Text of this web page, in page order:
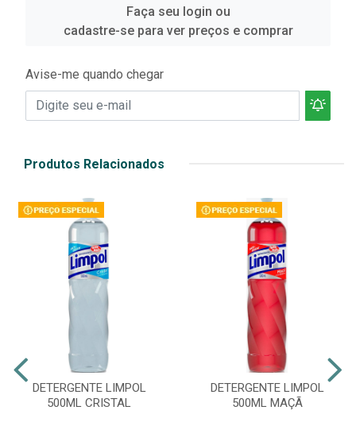
Faça seu login ou
cadastre-se para ver preços e comprar
Avise-me quando chegar
Produtos Relacionados
DETERGENTE LIMPOL
500ML CRISTAL
DETERGENTE LIMPOL
500ML MAÇÃ